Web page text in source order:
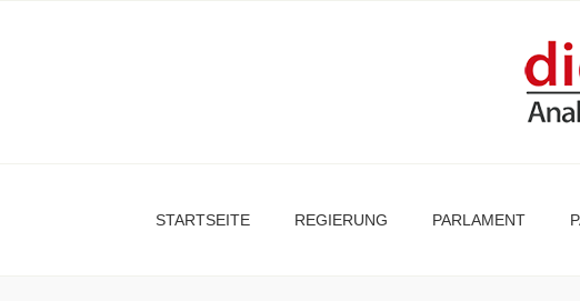
STARTSEITE REGIERUNG PARLAMENT